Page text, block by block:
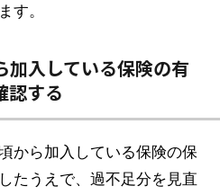
す。
加入している保険の有
認する
から加入している保険の保
たうえで、過不足分を見直